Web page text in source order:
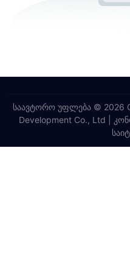
საავტორო უფლება © 2026
Development Co., Ltd |